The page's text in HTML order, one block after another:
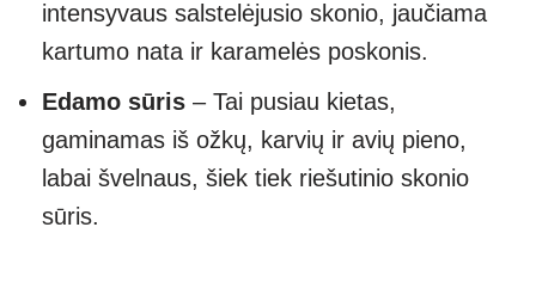
intensyvaus salstelėjusio skonio, jaučiama
kartumo nata ir karamelės poskonis.
Edamo sūris – Tai pusiau kietas,
gaminamas iš ožkų, karvių ir avių pieno,
labai švelnaus, šiek tiek riešutinio skonio
sūris.